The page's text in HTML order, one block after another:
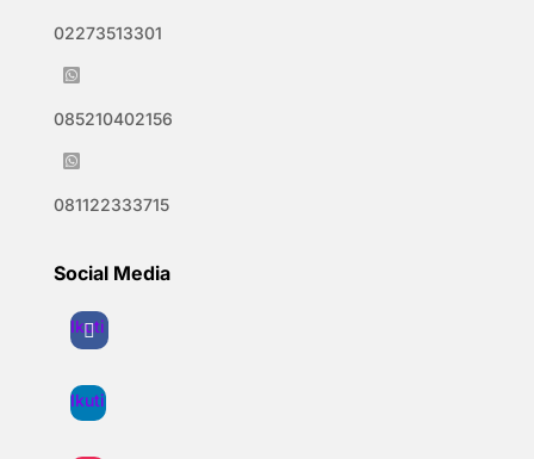
02273513301

085210402156

081122333715
Social Media
Ikuti
Ikuti